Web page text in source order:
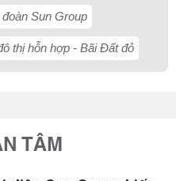
đoàn Sun Group
thị hỗn hợp - Bãi Đất đỏ
TÂM